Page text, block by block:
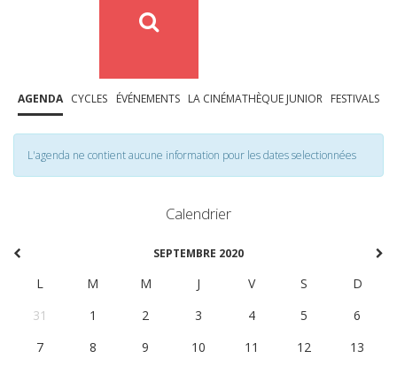
AGENDA CYCLES ÉVÉNEMENTS LA CINÉMATHÈQUE JUNIOR FESTIVALS
L'agenda ne contient aucune information pour les dates selectionnées
Calendrier
SEPTEMBRE 2020
L M M J V S
D
31
1 2 3 4 5
6
7
8 9 10 11 12
13